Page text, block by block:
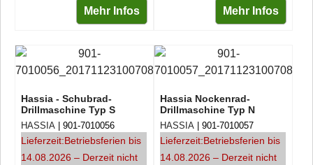
Mehr Infos Mehr Infos
Hassia - Schubrad-
Drillmaschine Typ S
HASSIA 901-7010056
Lieferzeit:Betriebsferien bis
14.08.2026 – Derzeit nicht
Hassia Nockenrad-
Drillmaschine Typ N
HASSIA 901-7010057
Lieferzeit:Betriebsferien bis
14.08.2026 – Derzeit nicht